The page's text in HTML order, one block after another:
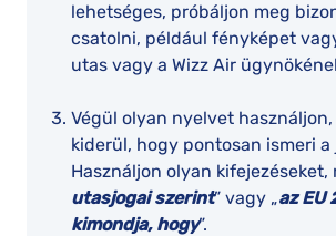
lehetséges, próbáljon meg
csatolni, például fényképet
utas vagy a Wizz Air
Végül olyan nyelvet
kiderül, hogy pontosan ismeri a
Használjon olyan kifejezéseket,
utasjogai szerint” vagy „az EU
kimondja, hogy”.